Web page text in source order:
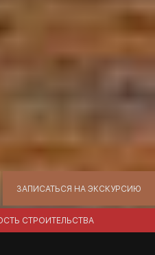
ЗАПИСАТЬСЯ НА ЭКСКУРСИЮ
СТРОИТЕЛЬСТВА